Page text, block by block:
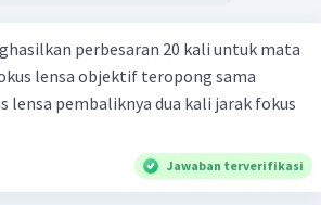
perbesaran 20 kali untuk mata
lensa objektif teropong sama
lensa pembaliknya dua kali jarak fokus
Jawaban terverifikasi